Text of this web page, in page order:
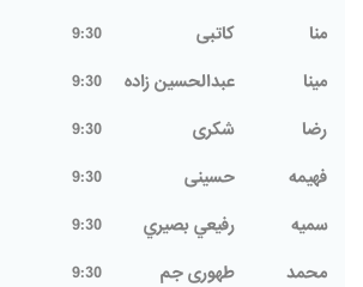
منا
کاتبی
9:30
مينا
عبدالحسين زاده
9:30
رضا
شکری
9:30
فهیمه
حسینی
9:30
سميه
رفيعي بصيري
9:30
محمد
طهوری جم
9:30